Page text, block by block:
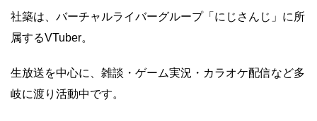
社築は、バーチャルライバーグループ「にじさんじ」に所
属するVTuber。
生放送を中心に、雑談・ゲーム実況・カラオケ配信など多
岐に渡り活動中です。